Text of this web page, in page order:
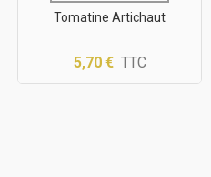
Tomatine Artichaut
5,70 € TTC